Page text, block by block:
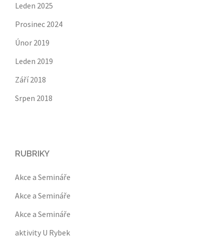
Leden 2025
Prosinec 2024
Únor 2019
Leden 2019
Září 2018
Srpen 2018
RUBRIKY
Akce a Semináře
Akce a Semináře
Akce a Semináře
aktivity U Rybek